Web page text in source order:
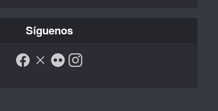
Síguenos